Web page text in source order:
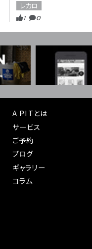
レカロ
1 0
A PITとは
サービス
ご予約
ブログ
ギャラリー
コラム